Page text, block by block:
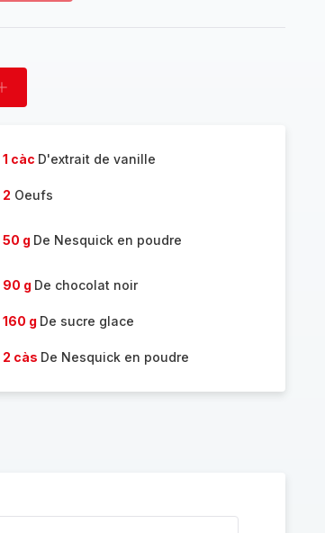
Ajouter
1 càc D'extrait de vanille
2 Oeufs
50 g De Nesquick en poudre
90 g De chocolat noir
160 g De sucre glace
2 càs De Nesquick en poudre